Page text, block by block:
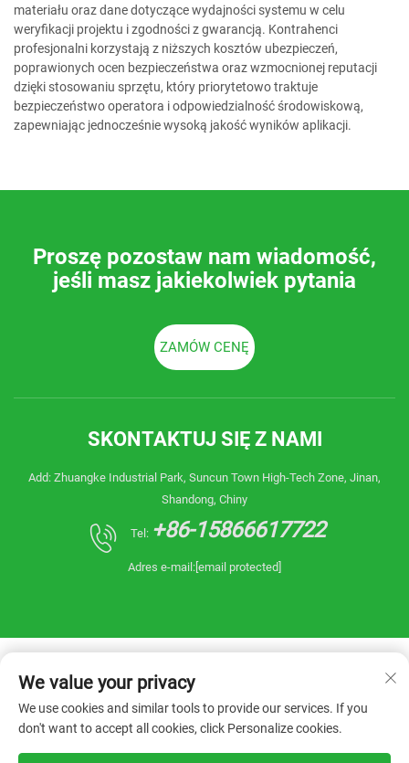
materiału oraz dane dotyczące wydajności systemu w celu
weryfikacji projektu i zgodności z gwarancją. Kontrahenci
profesjonalni korzystają z niższych kosztów ubezpieczeń,
poprawionych ocen bezpieczeństwa oraz wzmocnionej reputacji
dzięki stosowaniu sprzętu, który priorytetowo traktuje
bezpieczeństwo operatora i odpowiedzialność środowiskową,
zapewniając jednocześnie wysoką jakość wyników aplikacji.
Proszę pozostaw nam wiadomość,
jeśli masz jakiekolwiek pytania
ZAMÓW CENĘ
SKONTAKTUJ SIĘ Z NAMI
Add: Zhuangke Industrial Park, Suncun Town High-Tech Zone, Jinan,
Shandong, Chiny
Tel: +86-15866617722
Adres e-mail: [email protected]
Copyright © 2025 China Shandong Reanin
Machinery Co.,Ltd. Wszelkie prawa zastrzeżone. -
We value your privacy
We use cookies and similar tools to provide our services. If you
don't want to accept all cookies, click Personalize cookies.